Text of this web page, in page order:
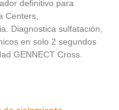
definitivo para
Centers,
Diagnostica sulfatación,
en solo 2 segundos
GENNECT Cross.